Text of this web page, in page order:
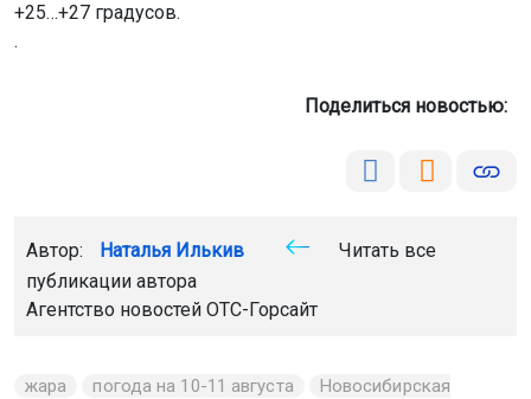
+25…+27 градусов.
.
Поделиться новостью:
Автор: Наталья Илькив
Читать все
публикации автора
Агентство новостей ОТС-Горсайт
жара погода на 10-11 августа
Новосибирская